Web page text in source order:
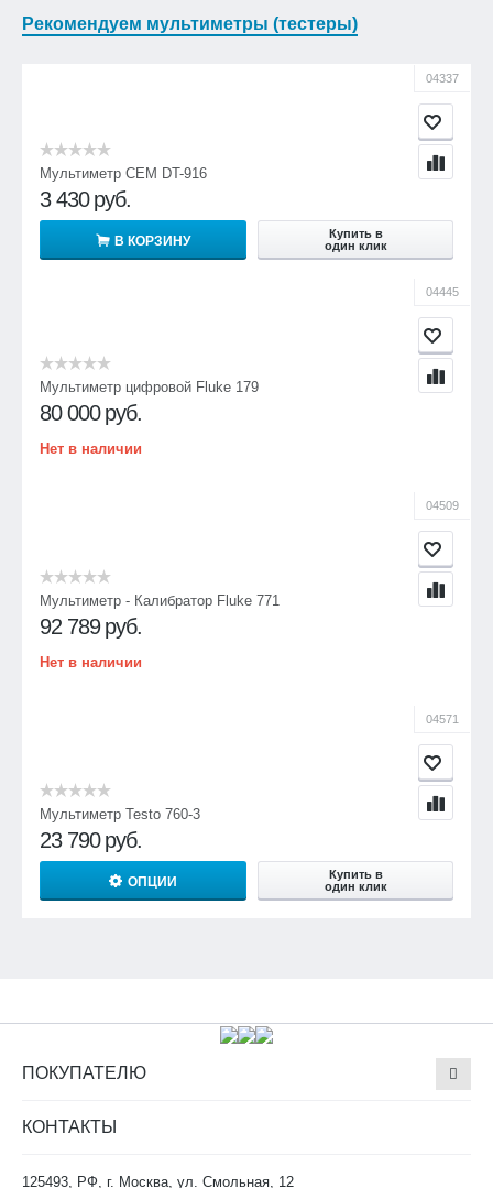
Рекомендуем мультиметры (тестеры)
04337
Мультиметр CEM DT-916
3 430 руб.
В КОРЗИНУ
Купить в
один клик
04445
Мультиметр цифровой Fluke 179
80 000 руб.
Нет в наличии
04509
Мультиметр - Калибратор Fluke 771
92 789 руб.
Нет в наличии
04571
Мультиметр Testo 760-3
23 790 руб.
ОПЦИИ
Купить в
один клик
ПОКУПАТЕЛЮ
КОНТАКТЫ
125493, РФ, г. Москва, ул. Смольная, 12